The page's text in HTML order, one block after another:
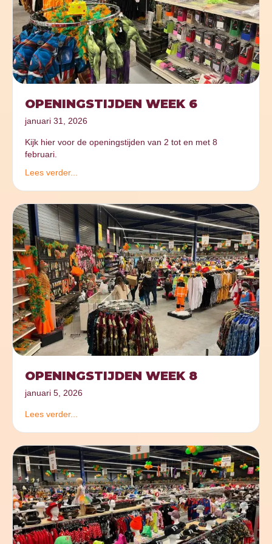
OPENINGSTIJDEN WEEK 6
januari 31, 2026
Kijk hier voor de openingstijden van 2 tot en met 8
februari.
Lees verder...
OPENINGSTIJDEN WEEK 8
januari 5, 2026
Lees verder...